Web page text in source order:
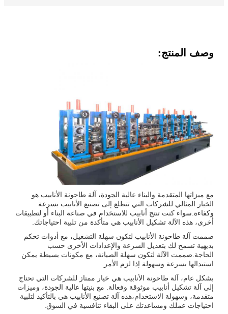
وصف المنتج:
مع ميزاتها المتقدمة والبناء عالية الجودة، آلة طاحونة الأنابيب هو
الخيار المثالي للشركات التي تتطلع إلى تصنيع الأنابيب بسرعة
وكفاءة.سواء كنت تنتج أنابيب للاستخدام في صناعة البناء أو لتطبيقات
أخرى، هذه الآلة تشكيل الأنابيب هي متأكدة من تلبية احتياجاتك.
صممت آلة طاحونة الأنابيب لتكون سهلة التشغيل، مع أدوات تحكم
بديهية تسمح لك بتعديل السرعة والإعدادات الأخرى حسب
الحاجة.صممت الآلة لتكون سهلة الصيانة، مع مكونات بسيطة يمكن
استبدالها بسرعة وسهولة إذا لزم الأمر.
بشكل عام، آلة طاحونة الأنابيب هي خيار ممتاز للشركات التي تحتاج
إلى آلة تشكيل أنابيب موثوقة وفعالة. مع بنيتها عالية الجودة، وميزات
متقدمة، وسهولة الاستخدام،هذه آلة تصنيع الأنابيب هي بالتأكيد لتلبية
احتياجات عملك ومساعدتك على البقاء تنافسية في السوق.